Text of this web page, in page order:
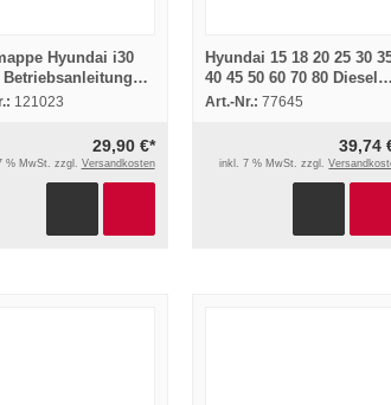
Hyundai i30
Betriebsanleitung
121023
29,90 €*
% MwSt. zzgl. Versandkosten
Hyundai 15 18 20 25 30
40 45 50 60 70 80 Diesel
Stapler
Art.-Nr.: 77645
39,74
inkl. 7 % MwSt. zzgl.